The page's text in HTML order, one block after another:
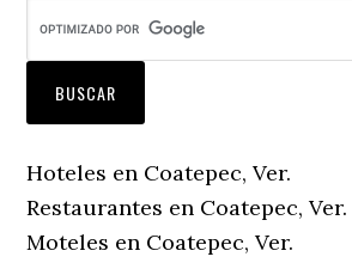
Hoteles en Coatepec, Ver.
Restaurantes en Coatepec, Ver.
Moteles en Coatepec, Ver.